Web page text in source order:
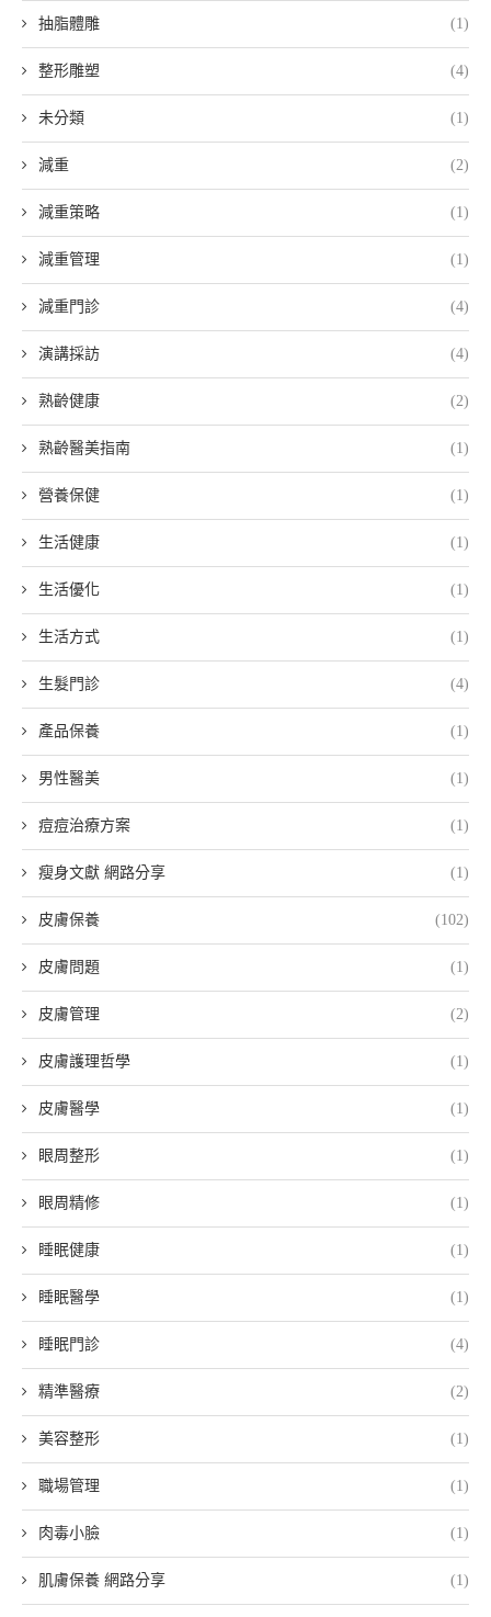
抽脂體雕 (1)
整形雕塑 (4)
未分類 (1)
減重 (2)
減重策略 (1)
減重管理 (1)
減重門診 (4)
演講採訪 (4)
熟齡健康 (2)
熟齡醫美指南 (1)
營養保健 (1)
生活健康 (1)
生活優化 (1)
生活方式 (1)
生髮門診 (4)
產品保養 (1)
男性醫美 (1)
痘痘治療方案 (1)
瘦身文獻 網路分享 (1)
皮膚保養 (102)
皮膚問題 (1)
皮膚管理 (2)
皮膚護理哲學 (1)
皮膚醫學 (1)
眼周整形 (1)
眼周精修 (1)
睡眠健康 (1)
睡眠醫學 (1)
睡眠門診 (4)
精準醫療 (2)
美容整形 (1)
職場管理 (1)
肉毒小臉 (1)
肌膚保養 網路分享 (1)